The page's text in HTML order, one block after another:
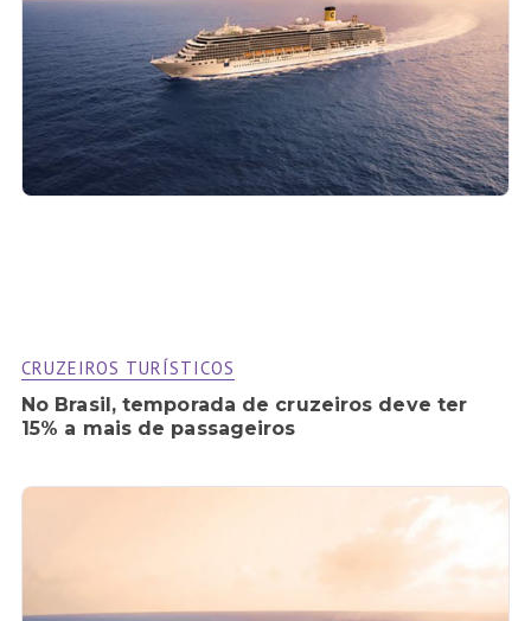
CRUZEIROS TURÍSTICOS
No Brasil, temporada de cruzeiros deve ter
15% a mais de passageiros